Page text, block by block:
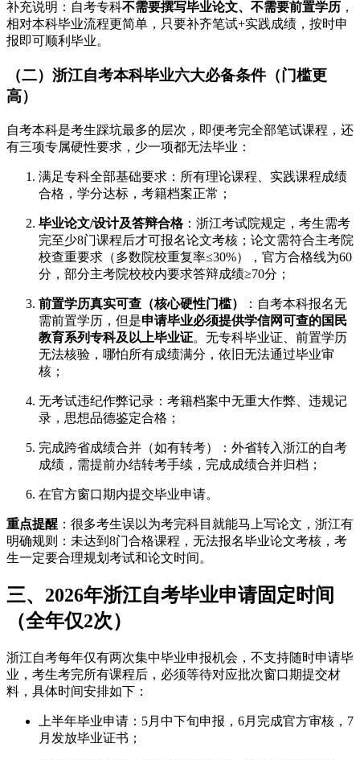
补充说明：自考专科不需要撰写毕业论文、不需要前置学历 ，
相对本科毕业流程更简单，只要补齐笔试+实践成绩，按时申
报即可顺利毕业。
（二）浙江自考本科毕业六大必备条件（门槛更
高）
自考本科是考生踩坑最多的层次，即便考完全部笔试课程，还
有三项专属硬性要求，少一项都无法毕业：
满足专科全部基础要求：所有理论课程、实践课程成绩
合格，学分达标，考籍档案正常；
毕业论文/设计及答辩合格：浙江考试院规定，考生需考
完至少8门课程后才可报名论文考核；论文需符合主考院
校查重要求（多数院校重复率≤30%），官方合格线为60
分，部分主考院校校内要求答辩成绩≥70分；
前置学历真实可查（核心硬性门槛）
：自考本科报名无
需前置学历，但是申请毕业必须提供学信网可查的国民
教育系列专科及以上毕业证。无专科毕业证、前置学历
无法核验，哪怕所有成绩满分，依旧无法通过毕业审
核；
无考试违纪作弊记录：考籍档案中无重大作弊、违规记
录，思想品德鉴定合格；
完成跨省成绩合并（如有转考）：外省转入浙江的自考
成绩，需提前办结转考手续，完成成绩合并归档；
在官方窗口期内提交毕业申请。
重点提醒 ：很多考生误以为考完科目就能马上写论文，浙江有
明确规则：未达到8门合格课程，无法报名毕业论文考核，考
生一定要合理规划考试和论文时间。
三、2026年浙江自考毕业申请固定时间
（全年仅2次）
浙江自考每年仅有两次集中毕业申报机会，不支持随时申请毕
业，考生考完所有课程后，必须等待对应批次窗口期提交材
料，具体时间安排如下：
上半年毕业申请：5月中下旬申报，6月完成官方审核，7
月发放毕业证书；